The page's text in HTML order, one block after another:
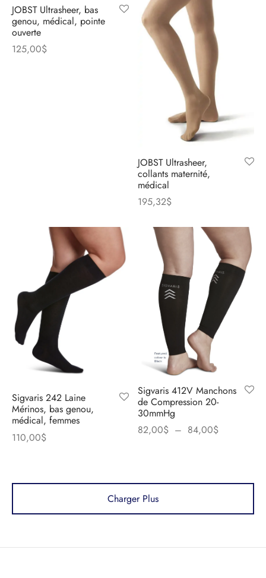
JOBST Ultrasheer, bas
genou, médical, pointe
ouverte
125,00$
JOBST Ultrasheer,
collants maternité,
médical
195,32$
Sigvaris 242 Laine
Mérinos, bas genou,
médical, femmes
110,00$
Sigvaris 412V Manchons
de Compression 20-
30mmHg
82,00$ – 84,00$Plage
à
Charger Plus